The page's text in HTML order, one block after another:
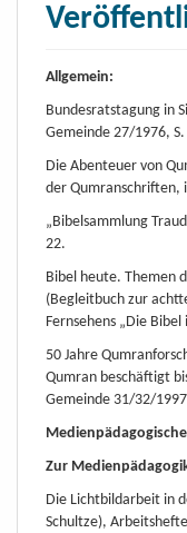
Allgemein:
Bundesratstagung in
Gemeinde 27/1976, S.
Die Abenteuer von
der Qumranschriften,
„Bibelsammlung
22.
Bibel heute. Themen
(Begleitbuch zur
Fernsehens „Die
50 Jahre
Qumran beschäftigt
Gemeinde 31/32/
Zur
Die Lichtbildarbeit in
Schultze),